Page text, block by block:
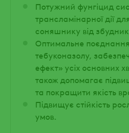
Потужний фунгіцид
трансламінарної дії
соняшнику від
Оптимальне
тебуконазолу,
ефект» усіх основних
також допомагає
та покращити якість
Підвищує стійкість
умов.